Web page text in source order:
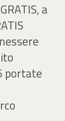
a
portate